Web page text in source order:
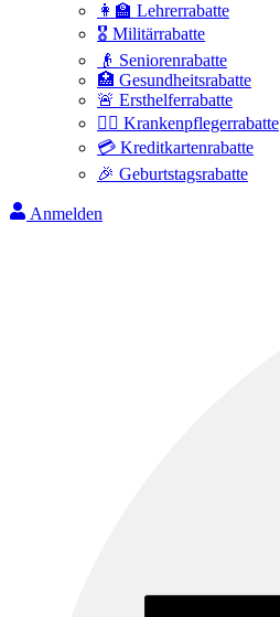
👩‍🏫 Lehrerrabatte
🎖️ Militärrabatte
👴 Seniorenrabatte
🏥 Gesundheitsrabatte
🚨 Ersthelferrabatte
👩‍⚕️ Krankenpflegerrabatte
💳 Kreditkartenrabatte
🎉 Geburtstagsrabatte
Anmelden